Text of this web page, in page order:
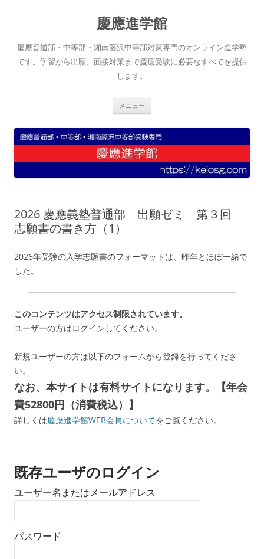
へ
ス
キ
慶應進学館
慶應普通部・中等部・湘南藤沢中等部対策専門のオンライン進学塾
です。学習から出願、面接対策まで慶應受験に必要なすべてを提供
します。
メニュー
2026 慶應義塾普通部 出願ゼミ 第３回
志願書の書き方（1）
2026年受験の入学志願書のフォーマットは、昨年とほぼ一緒で
した。
このコンテンツはアクセス制限されています。
ユーザーの方はログインしてください。
新規ユーザーの方は以下のフォームから登録を行ってくださ
い。
なお、本サイトは有料サイトになります。【年会
費52800円（消費税込）】
詳しくは慶應進学館WEB会員についてをご覧ください。
既存ユーザのログイン
ユーザー名またはメールアドレス
パスワード